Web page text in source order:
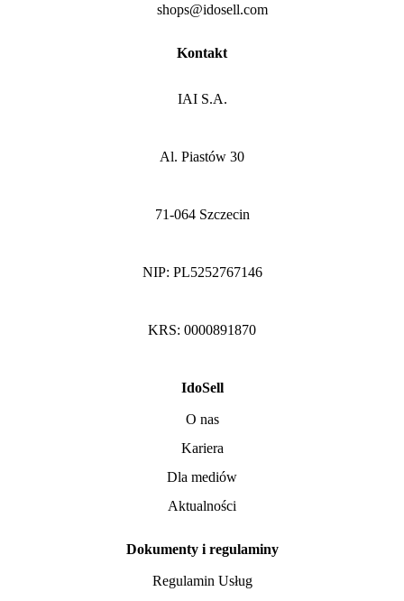
shops@idosell.com
Kontakt
IAI S.A.
Al. Piastów 30
71-064 Szczecin
NIP: PL5252767146
KRS: 0000891870
IdoSell
O nas
Kariera
Dla mediów
Aktualności
Dokumenty i regulaminy
Regulamin Usług